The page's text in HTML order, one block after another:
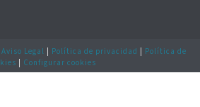
Aviso Legal | Política de privacidad | Política de
| Configurar cookies